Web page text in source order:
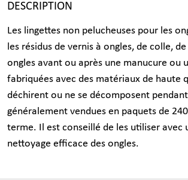
DESCRIPTION
Les lingettes non pelucheuses pour les
les résidus de vernis à ongles, de colle,
ongles avant ou après une manucure ou
fabriquées avec des matériaux de haute
déchirent ou ne se décomposent
généralement vendues en paquets de
terme. Il est conseillé de les utiliser avec
nettoyage efficace des ongles.